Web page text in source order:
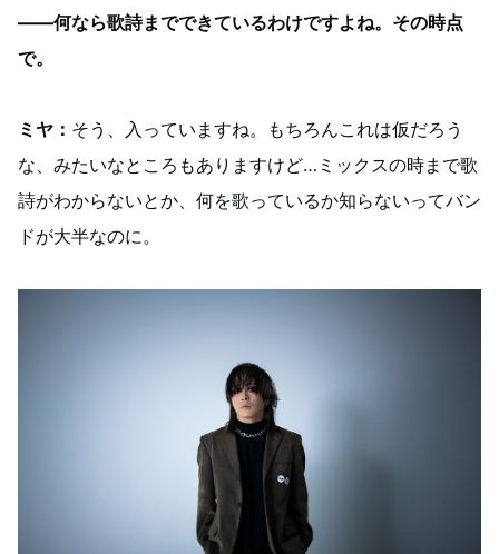
——何なら歌詩までできているわけですよね。その時点
で。
ミヤ： そう、入っていますね。もちろんこれは仮だろう
な、みたいなところもありますけど…ミックスの時まで歌
詩がわからないとか、何を歌っているか知らないってバン
ドが大半なのに。